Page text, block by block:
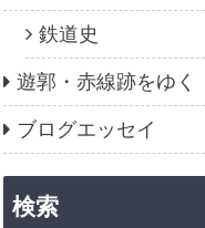
鉄道史
遊郭・赤線跡をゆく
ブログエッセイ
検索